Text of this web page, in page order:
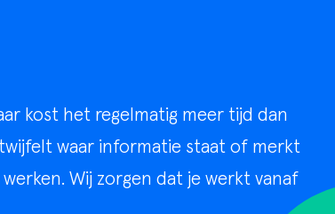
kost het regelmatig meer tijd dan
waar informatie staat of merkt
Wij zorgen dat je werkt vanaf